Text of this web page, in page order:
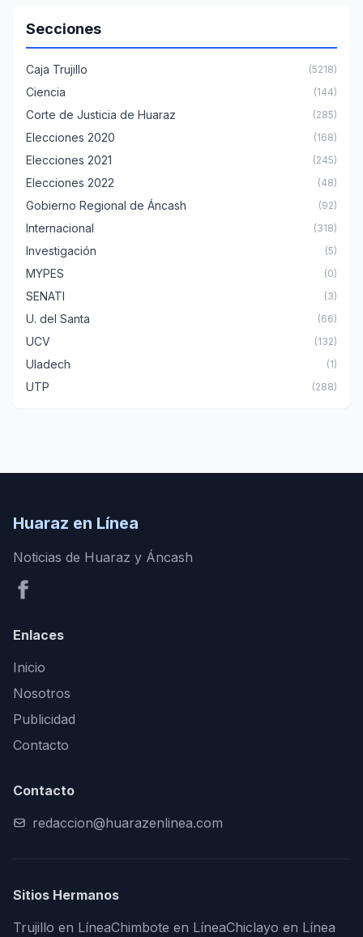
Secciones
Caja Trujillo (5218)
Ciencia (144)
Corte de Justicia de Huaraz (285)
Elecciones 2020 (168)
Elecciones 2021 (245)
Elecciones 2022 (48)
Gobierno Regional de Áncash (92)
Internacional (318)
Investigación (5)
MYPES (0)
SENATI (3)
U. del Santa (66)
UCV (132)
Uladech (1)
UTP (288)
Huaraz en Línea
Noticias de Huaraz y Áncash
Enlaces
Inicio
Nosotros
Publicidad
Contacto
Contacto
redaccion@huarazenlinea.com
Sitios Hermanos
Trujillo en LíneaChimbote en LíneaChiclayo en Línea